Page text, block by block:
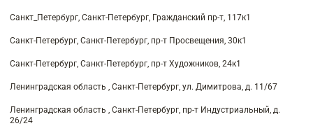
Санкт_Петербург, Санкт-Петербург, Гражданский пр-т, 117к1
Санкт-Петербург, Санкт-Петербург, пр-т Просвещения, 30к1
Санкт-Петербург, Санкт-Петербург, пр-т Художников, 24к1
Ленинградская область , Санкт-Петербург, ул. Димитрова, д. 11/67
Ленинградская область , Санкт-Петербург, пр-т Индустриальный, д.
26/24